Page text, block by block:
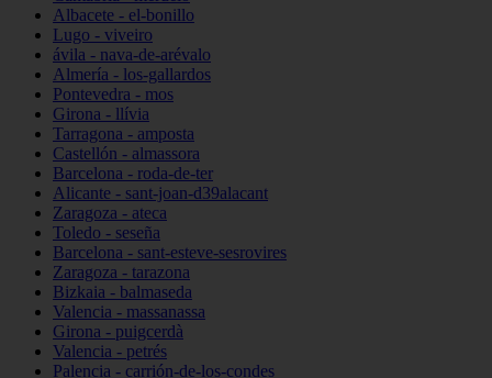
Albacete - el-bonillo
Lugo - viveiro
ávila - nava-de-arévalo
Almería - los-gallardos
Pontevedra - mos
Girona - llívia
Tarragona - amposta
Castellón - almassora
Barcelona - roda-de-ter
Alicante - sant-joan-d39alacant
Zaragoza - ateca
Toledo - seseña
Barcelona - sant-esteve-sesrovires
Zaragoza - tarazona
Bizkaia - balmaseda
Valencia - massanassa
Girona - puigcerdà
Valencia - petrés
Palencia - carrión-de-los-condes